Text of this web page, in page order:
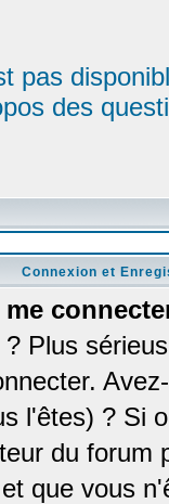
pas
des
Connexion et
Plus
l'êtes) ? Si
du forum
que vous